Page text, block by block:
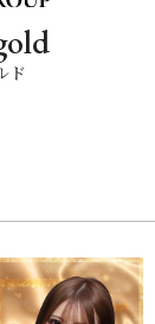
ド